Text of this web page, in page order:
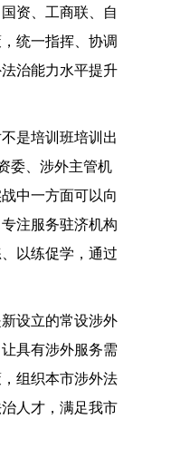
资、工商联、自
统一指挥、协调
治能力水平提升
是培训班培训出
委、涉外主管机
中一方面可以向
注服务驻济机构
以练促学，通过
设立的常设涉外
具有涉外服务需
组织本市涉外法
人才，满足我市